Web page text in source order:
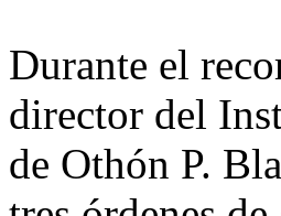
Durante el
director del
de Othón P.